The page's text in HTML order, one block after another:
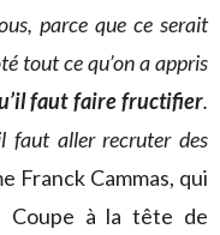
parce que ce serait
tout ce qu’on a appris
faut faire fructifier.
faut aller recruter des
Franck Cammas, qui
Coupe à la tête de